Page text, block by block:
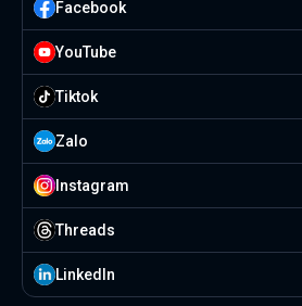
Facebook
YouTube
Tiktok
Zalo
Instagram
Threads
Linkedln